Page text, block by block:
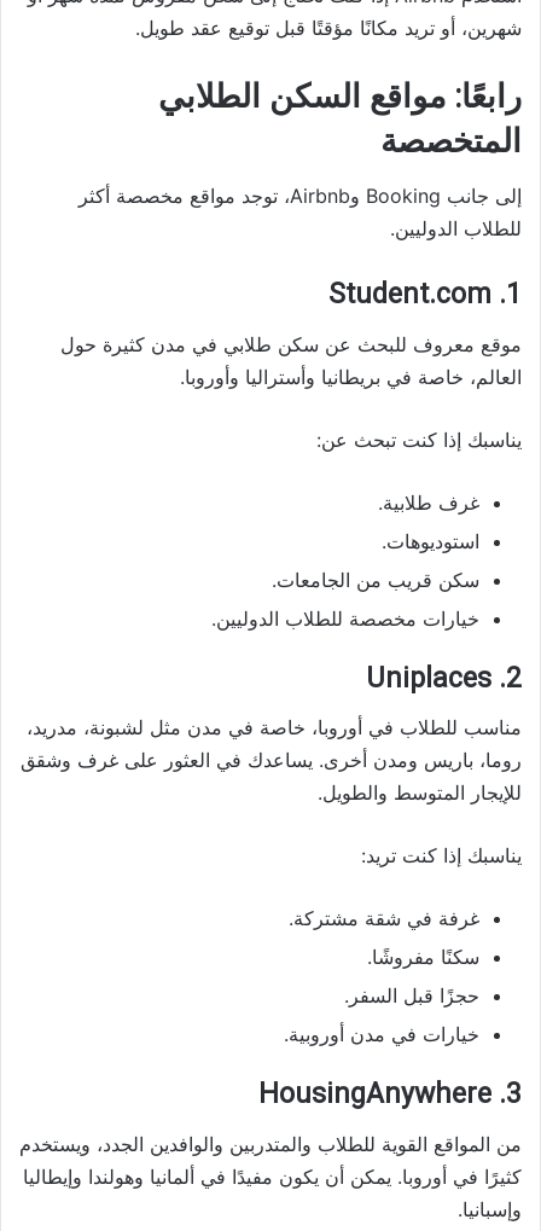
شهرين، أو تريد مكانًا مؤقتًا قبل توقيع عقد طويل.
رابعًا: مواقع السكن الطلابي
المتخصصة
إلى جانب Booking وAirbnb، توجد مواقع مخصصة أكثر
للطلاب الدوليين.
1. Student.com
موقع معروف للبحث عن سكن طلابي في مدن كثيرة حول
العالم، خاصة في بريطانيا وأستراليا وأوروبا.
يناسبك إذا كنت تبحث عن:
غرف طلابية.
استوديوهات.
سكن قريب من الجامعات.
خيارات مخصصة للطلاب الدوليين.
2. Uniplaces
مناسب للطلاب في أوروبا، خاصة في مدن مثل لشبونة، مدريد،
روما، باريس ومدن أخرى. يساعدك في العثور على غرف وشقق
للإيجار المتوسط والطويل.
يناسبك إذا كنت تريد:
غرفة في شقة مشتركة.
سكنًا مفروشًا.
حجزًا قبل السفر.
خيارات في مدن أوروبية.
3. HousingAnywhere
من المواقع القوية للطلاب والمتدربين والوافدين الجدد، ويستخدم
كثيرًا في أوروبا. يمكن أن يكون مفيدًا في ألمانيا وهولندا وإيطاليا
وإسبانيا.